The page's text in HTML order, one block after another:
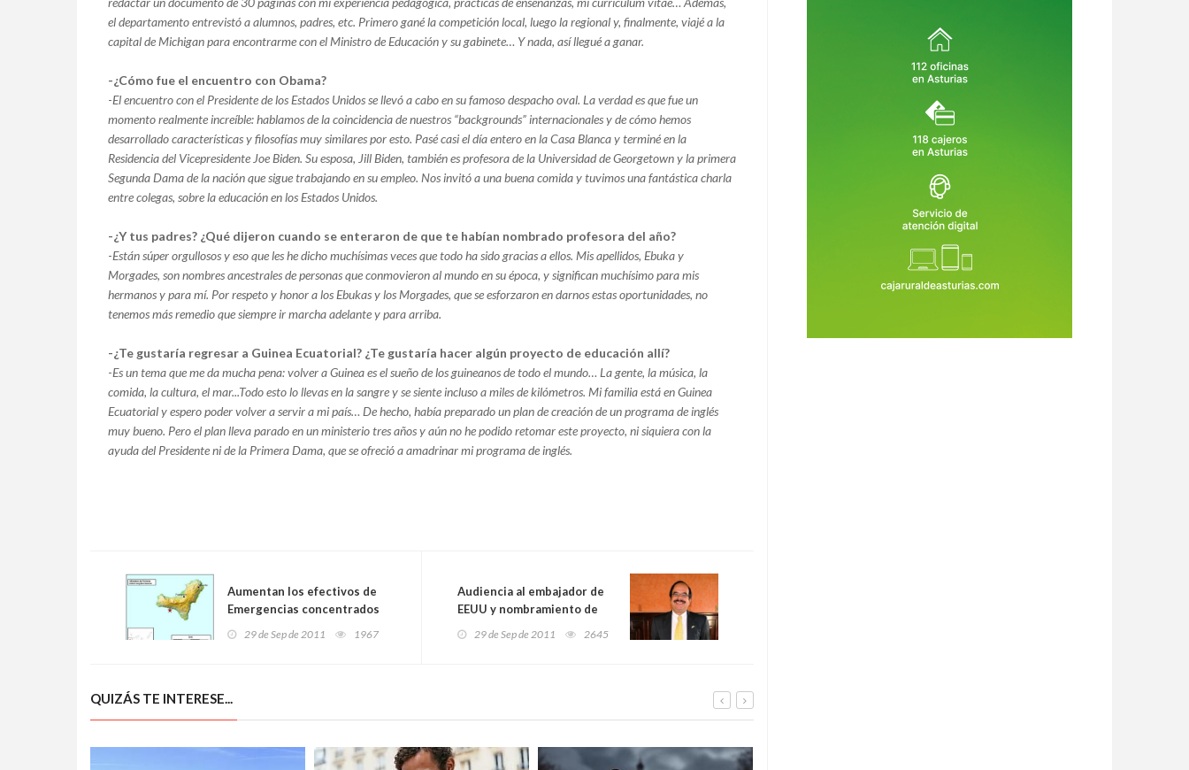
el departamento entrevistó a alumnos, padres, etc. Primero gané la competición local, luego la regional y, finalmente, viajé a la
capital de Michigan para encontrarme con el Ministro de Educación y su gabinete… Y nada, así llegué a ganar.
-¿Cómo fue el encuentro con Obama?
-El encuentro con el Presidente de los Estados Unidos se llevó a cabo en su famoso despacho oval. La verdad es que fue un
momento realmente increíble: hablamos de la coincidencia de nuestros “backgrounds” internacionales y de cómo hemos
desarrollado características y filosofías muy similares por esto. Pasé casi el día entero en la Casa Blanca y terminé en la
Residencia del Vicepresidente Joe Biden. Su esposa, Jill Biden, también es profesora de la Universidad de Georgetown y la primera
Segunda Dama de la nación que sigue trabajando en su empleo. Nos invitó a una buena comida y tuvimos una fantástica charla
entre colegas, sobre la educación en los Estados Unidos.
-¿Y tus padres? ¿Qué dijeron cuando se enteraron de que te habían nombrado profesora del año?
-Están súper orgullosos y eso que les he dicho muchísimas veces que todo ha sido gracias a ellos. Mis apellidos, Ebuka y
Morgades, son nombres ancestrales de personas que conmovieron al mundo en su época, y significan muchísimo para mis
hermanos y para mí. Por respeto y honor a los Ebukas y los Morgades, que se esforzaron en darnos estas oportunidades, no
tenemos más remedio que siempre ir marcha adelante y para arriba.
-¿Te gustaría regresar a Guinea Ecuatorial? ¿Te gustaría hacer algún proyecto de educación allí?
-Es un tema que me da mucha pena: volver a Guinea es el sueño de los guineanos de todo el mundo… La gente, la música, la
comida, la cultura, el mar...Todo esto lo llevas en la sangre y se siente incluso a miles de kilómetros. Mi familia está en Guinea
Ecuatorial y espero poder volver a servir a mi país… De hecho, había preparado un plan de creación de un programa de inglés
muy bueno. Pero el plan lleva parado en un ministerio tres años y aún no he podido retomar este proyecto, ni siquiera con la
ayuda del Presidente ni de la Primera Dama, que se ofreció a amadrinar mi programa de inglés.
Aumentan los efectivos de
Emergencias concentrados
en El Hierro
29 de Sep de 2011 1967
Audiencia al embajador de
EEUU y nombramiento de
altos cargos en el Gobierno
de Guinea
29 de Sep de 2011 2645
QUIZÁS TE INTERESE...